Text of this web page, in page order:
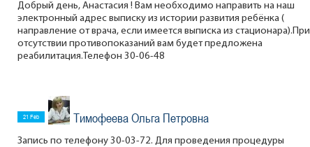
Добрый день, Анастасия ! Вам необходимо направить на наш
электронный адрес выписку из истории развития ребёнка (
направление от врача, если имеется выписка из стационара).При
отсутствии противопоказаний вам будет предложена
реабилитация.Телефон 30-06-48
21 Feb Тимофеева Ольга Петровна
Запись по телефону 30-03-72. Для проведения процедуры